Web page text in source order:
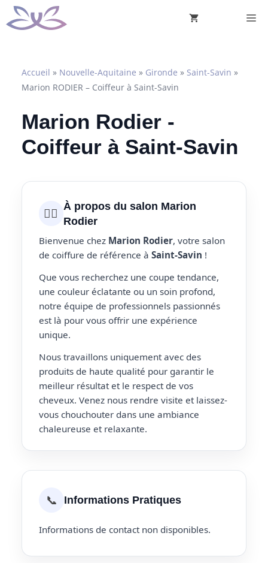
Aller
au
Accueil » Nouvelle-Aquitaine » Gironde » Saint-Savin »
Marion RODIER – Coiffeur à Saint-Savin
Marion Rodier -
Coiffeur à Saint-Savin
💇‍♀️ À propos du salon Marion
Rodier
Bienvenue chez Marion Rodier, votre salon
de coiffure de référence à Saint-Savin !
Que vous recherchez une coupe tendance,
une couleur éclatante ou un soin profond,
notre équipe de professionnels passionnés
est là pour vous offrir une expérience
unique.
Nous travaillons uniquement avec des
produits de haute qualité pour garantir le
meilleur résultat et le respect de vos
cheveux. Venez nous rendre visite et laissez-
vous chouchouter dans une ambiance
chaleureuse et relaxante.
📞 Informations Pratiques
Informations de contact non disponibles.